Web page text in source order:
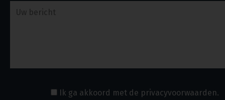
Ik ga akkoord met de privacyvoorwaarden.